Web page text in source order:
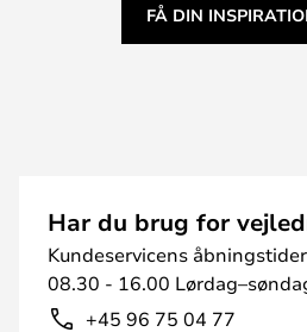
FÅ DIN
Har du brug for
Kundeservicens
08.30 - 16.00
+45 96 75 04 77